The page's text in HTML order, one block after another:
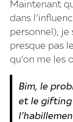
Maintenant
dans
personnel), je
presque pas
qu’on me les
Bim, le
et le